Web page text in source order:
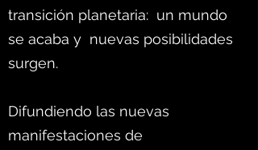
transición planetaria: un mundo
se acaba y nuevas posibilidades
surgen.
Difundiendo las nuevas
manifestaciones de